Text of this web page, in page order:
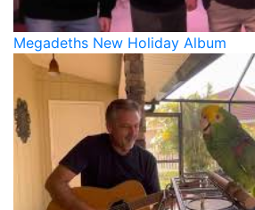
Megadeths New Holiday Album